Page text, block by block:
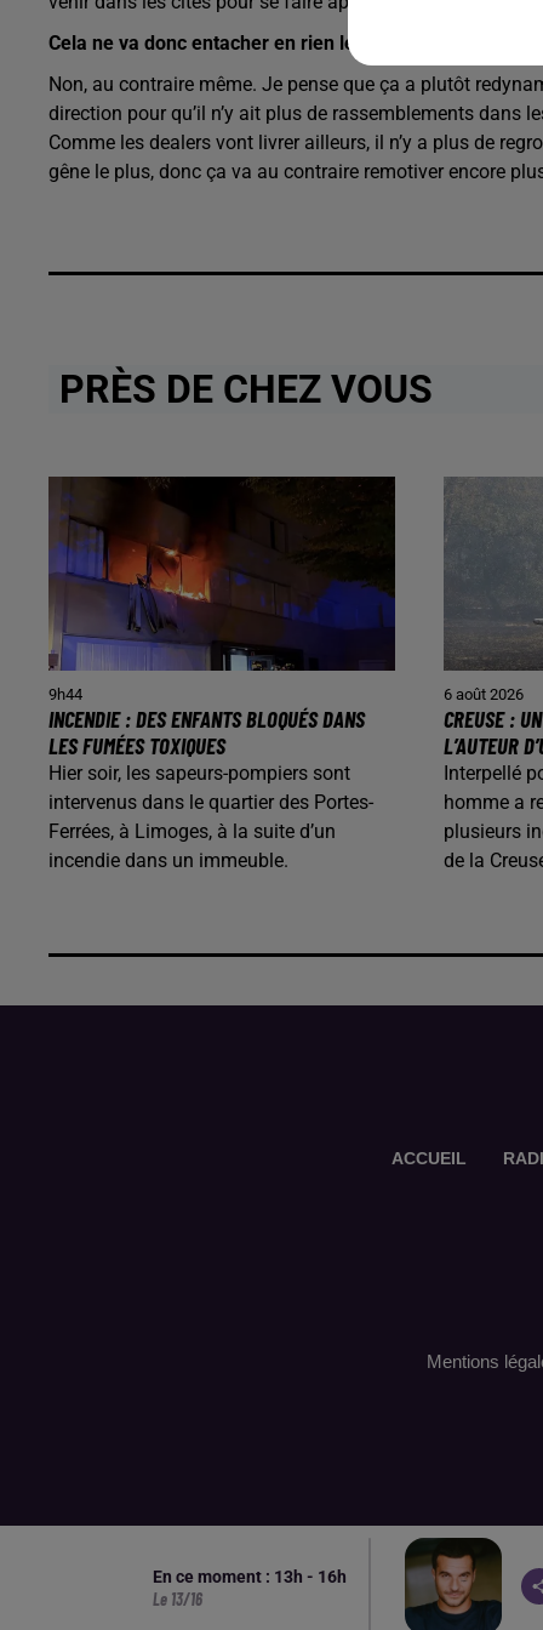
Cela ne va donc entacher en rien le travail de la police
Non, au contraire même. Je pense que ça a plutôt
direction pour qu’il n’y ait plus de rassemblements dans
Comme les dealers vont livrer ailleurs, il n’y a plus de
gêne le plus, donc ça va au contraire remotiver encore
PRÈS DE CHEZ VOUS
9h44
INCENDIE : DES ENFANTS BLOQUÉS DANS
LES FUMÉES TOXIQUES
Hier soir, les sapeurs-pompiers sont
intervenus dans le quartier des Portes-
Ferrées, à Limoges, à la suite d’un
incendie dans un immeuble.
6 août 2026
CREUSE :
L’AUTEUR
Interpellé
homme a
plusieurs
de la
ACCUEIL
En ce moment : 13h - 16h
Le 13/16
Mentions